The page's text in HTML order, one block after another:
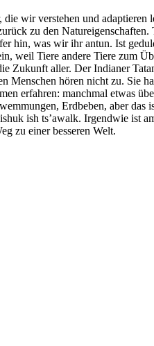
wir verstehen und
zu den
hin, was wir ihr antun. Ist
weil Tiere andere Tiere zum
aller. Der Indianer
Menschen hören nicht zu.
erfahren: manchmal etwas
Erdbeben, aber
ish ts’awalk. Irgendwie ist
zu einer besseren Welt.